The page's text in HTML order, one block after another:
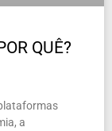
QUÊ?
a